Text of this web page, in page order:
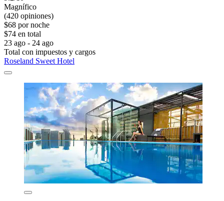
Magnífico
(420 opiniones)
$68 por noche
$74 en total
23 ago - 24 ago
Total con impuestos y cargos
Roseland Sweet Hotel